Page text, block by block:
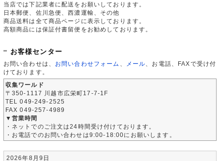
当店では下記業者に配送をお願いしております。
日本郵便、佐川急便、西濃運輸、その他
商品送料は全て商品ページに表示しております。
高額商品には保証付書留便をお勧めしております。
お客様センター
お問い合わせは、 お問い合わせフォーム メール 、お電話、FAXで受け付
けております。
収集ワールド
〒350-1117 川越市広栄町17-7-1F
TEL 049-249-2525
FAX 049-257-4989
▼営業時間
・ネットでのご注文は24時間受け付けております。
・お電話でのお問い合わせは9:00-18:00にお願いします。
2026年8月9日